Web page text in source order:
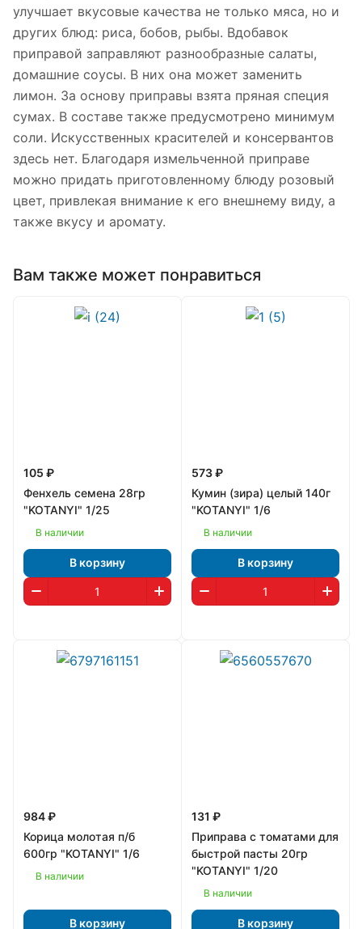
улучшает вкусовые качества не только мяса, но и
других блюд: риса, бобов, рыбы. Вдобавок
приправой заправляют разнообразные салаты,
домашние соусы. В них она может заменить
лимон. За основу приправы взята пряная специя
сумах. В составе также предусмотрено минимум
соли. Искусственных красителей и консервантов
здесь нет. Благодаря измельченной приправе
можно придать приготовленному блюду розовый
цвет, привлекая внимание к его внешнему виду, а
также вкусу и аромату.
Вам также может понравиться
105 ₽
Фенхель семена 28гр
"KOTANYI" 1/25
В наличии
В корзину
573 ₽
Кумин (зира) целый 140г
"KOTANYI" 1/6
В наличии
В корзину
984 ₽
Корица молотая п/б
600гр "KOTANYI" 1/6
В наличии
В корзину
131 ₽
Приправа с томатами для
быстрой пасты 20гр
"KOTANYI" 1/20
В наличии
В корзину